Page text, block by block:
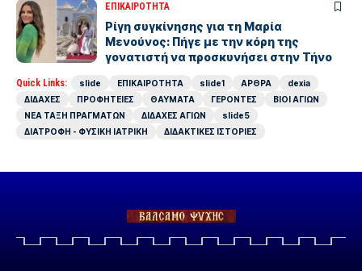
ΕΠΙΚΑΙΡΟΤΗΤΑ
Ρίγη συγκίνησης για τη Μαρία
Μενούνος: Πήγε με την κόρη της
γονατιστή να προσκυνήσει στην Τήνο
Quick Links: slide ΕΠΙΚΑΙΡΟΤΗΤΑ slide1 ΑΡΘΡΑ
dexia
ΔΙΔΑΧΕΣ
ΠΡΟΦΗΤΕΙΕΣ ΘΑΥΜΑΤΑ ΓΕΡΟΝΤΕΣ
ΒΙΟΙ ΑΓΙΩΝ
ΝΕΑ ΤΑΞΗ ΠΡΑΓΜΑΤΩΝ
ΔΙΔΑΧΕΣ ΑΓΙΩΝ
slide5
ΔΙΑΤΡΟΦΗ - ΦΥΣΙΚΗ ΙΑΤΡΙΚΗ
ΔΙΔΑΚΤΙΚΕΣ ΙΣΤΟΡΙΕΣ